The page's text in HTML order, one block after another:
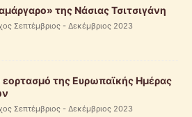
της Νάσιας Τσιτσιγάνη
Σεπτέμβριος - Δεκέμβριος 2023
της Ευρωπαϊκής Ημέρας
Σεπτέμβριος - Δεκέμβριος 2023